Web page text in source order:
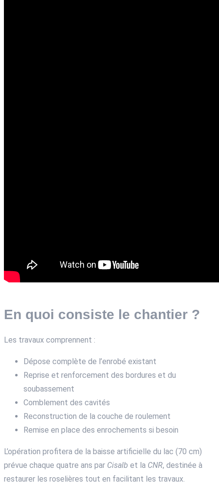
En quoi consiste le chantier ?
Les travaux comprennent :
Dépose complète de l’enrobé existant
Reprise et renforcement des bordures et du
soubassement
Comblement des cavités
Reconstruction de la couche de roulement
Remise en place des enrochements si besoin
L’opération profitera de la baisse artificielle du lac (70 cm)
prévue chaque quatre ans par Cisalb et la CNR, destinée à
restaurer les roselières tout en facilitant les travaux.